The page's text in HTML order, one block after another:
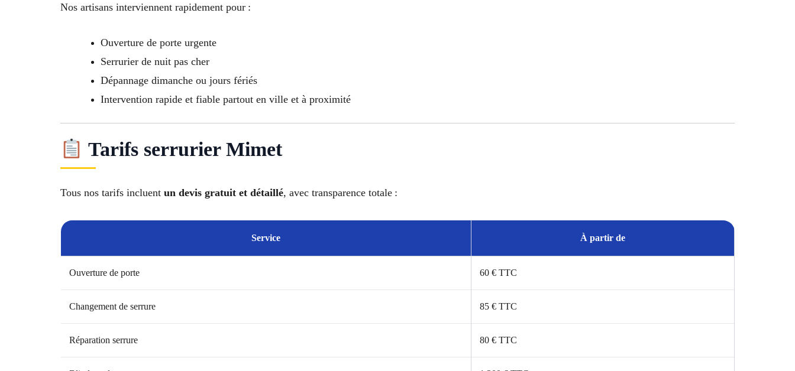
Nos artisans interviennent rapidement pour :
Ouverture de porte urgente
Serrurier de nuit pas cher
Dépannage dimanche ou jours fériés
Intervention rapide et fiable partout en ville et à proximité
Tarifs serrurier Mimet
Tous nos tarifs incluent un devis gratuit et détaillé, avec transparence totale :
Service À partir de
Ouverture de porte 60 € TTC
Changement de serrure 85 € TTC
Réparation serrure 80 € TTC